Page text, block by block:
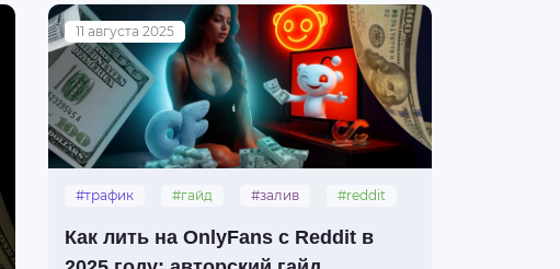
11 августа 2025
#трафик #гайд #залив
#reddit
Как лить на OnlyFans с Reddit в